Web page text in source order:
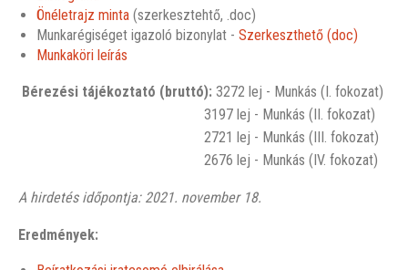
Önéletrajz minta (szerkesztehtő, .doc)
Munkarégiséget igazoló bizonylat - Szerkeszthető (doc)
Munkaköri leírás
Bérezési tájékoztató (bruttó): 3272 lej - Munkás (I. fokozat)
3197 lej - Munkás (II. fokozat)
2721 lej - Munkás (III. fokozat)
2676 lej - Munkás (IV. fokozat)
A hirdetés időpontja: 2021. november 18.
Eredmények: